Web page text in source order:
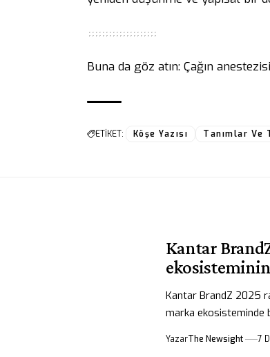
Buna da göz atın: Çağın
ETİKET: Köşe Yazısı Tanımlar Ve
Kantar
Kantar BrandZ 2025
marka ekosisteminde
YazarThe Newsight 7